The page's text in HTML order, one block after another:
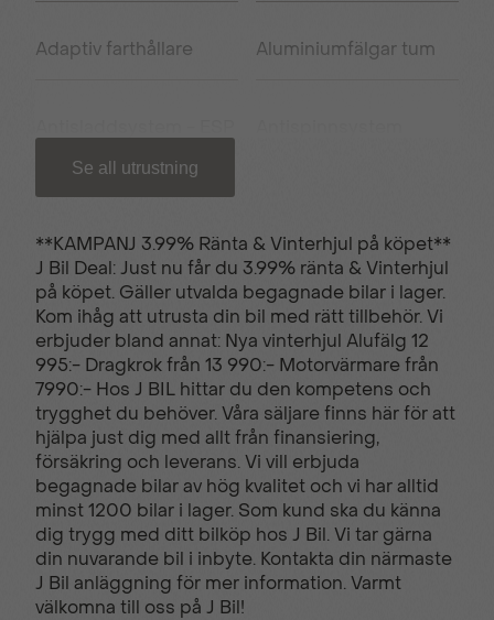
Adaptiv farthållare Aluminiumfälgar tum
Armstöd fram
USB uttag Backkamera
Bluetooth - handsfree Elhissar fram och bak
El-infällbara
sidospeglar
Farthållare
Filhållsassistans Färddator
Se all utrustning
**KAMPANJ 3.99% Ränta & Vinterhjul på köpet**
J Bil Deal: Just nu får du 3.99% ränta & Vinterhjul
på köpet. Gäller utvalda begagnade bilar i lager.
Kom ihåg att utrusta din bil med rätt tillbehör. Vi
erbjuder bland annat: Nya vinterhjul Alufälg 12
995:- Dragkrok från 13 990:- Motorvärmare från
7990:- Hos J BIL hittar du den kompetens och
trygghet du behöver. Våra säljare finns här för att
hjälpa just dig med allt från finansiering,
försäkring och leverans. Vi vill erbjuda
begagnade bilar av hög kvalitet och vi har alltid
minst 1200 bilar i lager. Som kund ska du känna
dig trygg med ditt bilköp hos J Bil. Vi tar gärna
din nuvarande bil i inbyte. Kontakta din närmaste
J Bil anläggning för mer information. Varmt
välkomna till oss på J Bil!